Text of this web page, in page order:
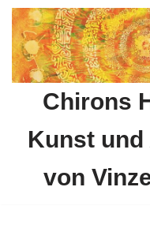
Zum
Inhalt
springen
Chirons
Kunst
von